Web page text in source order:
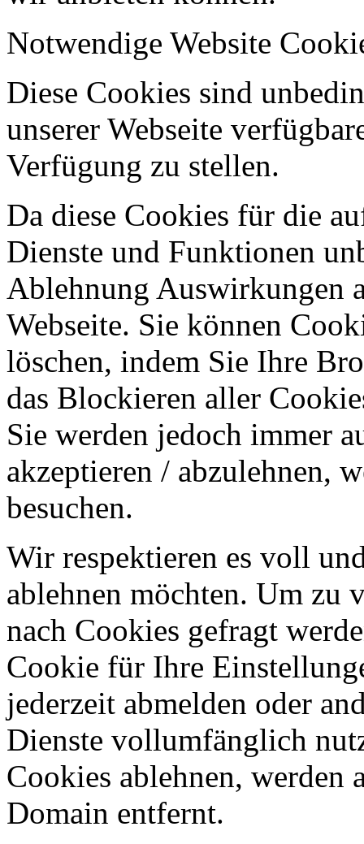
Notwendige Website
Diese Cookies sind
unserer Webseite
Verfügung zu stellen.
Da diese Cookies für die
Dienste und Funktionen
Ablehnung Auswirkungen
Webseite. Sie können
löschen, indem Sie Ihre
das Blockieren aller
Sie werden jedoch immer
akzeptieren / abzulehnen,
besuchen.
Wir respektieren es voll
ablehnen möchten. Um zu
nach Cookies gefragt
Cookie für Ihre
jederzeit abmelden oder
Dienste vollumfänglich
Cookies ablehnen, werden
Domain entfernt.